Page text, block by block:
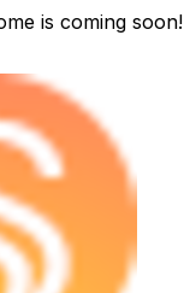
is coming soon!